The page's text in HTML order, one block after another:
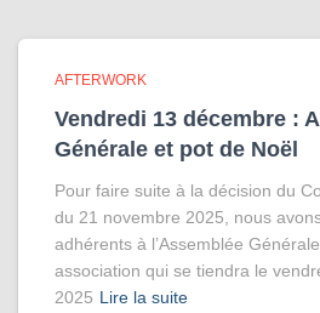
AFTERWORK
Vendredi 13 décembre :
Générale et pot de Noël
Pour faire suite à la décision du
du 21 novembre 2025, nous
adhérents à l’Assemblée
association qui se tiendra le
2025 Lire la suite